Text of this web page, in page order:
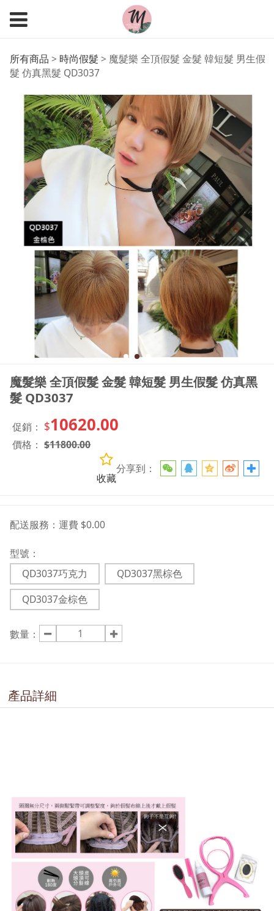
魔髮樂 全頂假髮 金髮
韓短髮 男生假髮 仿真黑
髮 QD3037
所有商品 > 時尚假髮 > 魔髮樂 全頂假髮 金髮 韓短髮 男生假
髮 仿真黑髮 QD3037
魔髮樂 全頂假髮 金髮 韓短髮 男生假髮 仿真黑
髮 QD3037
促銷： $10620.00
價格：$11800.00
分享到：
收藏
配送服務： 運費 $0.00
型號：
QD3037巧克力
QD3037黑棕色
QD3037金棕色
數量：
產品詳細